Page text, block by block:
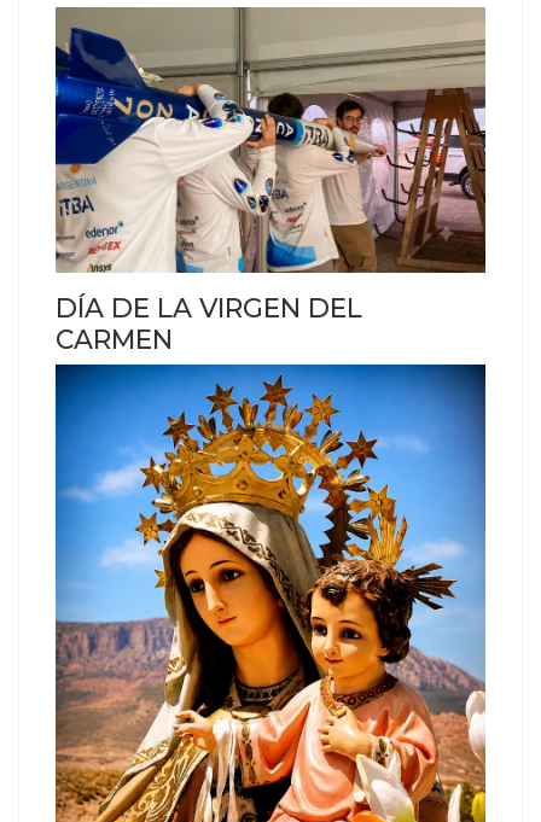
DÍA DE LA VIRGEN DEL
CARMEN